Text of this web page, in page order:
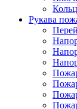
Рукава